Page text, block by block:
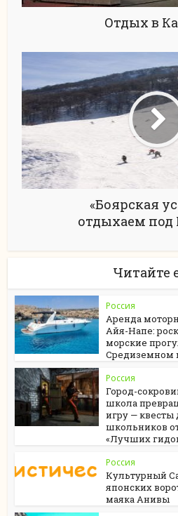
Отдых в
«Боярская
отдыхаем под
Читайте
Россия
Аренда
Айя-Напе:
морские
Средиземном
Россия
Город-
школа
игру — квесты
школьников
«Лучших
Россия
Культурный
японских
маяка Анивы